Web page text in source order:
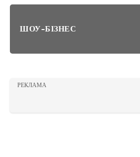
ШОУ-БІЗНЕС
РЕКЛАМА